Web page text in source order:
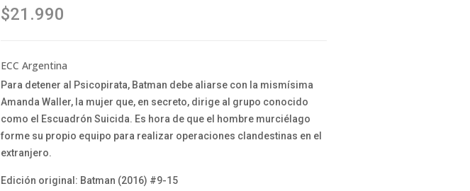
$21.990
ECC Argentina
Para detener al Psicopirata, Batman debe aliarse con la mismísima
Amanda Waller, la mujer que, en secreto, dirige al grupo conocido
como el Escuadrón Suicida. Es hora de que el hombre murciélago
forme su propio equipo para realizar operaciones clandestinas en el
extranjero.
Edición original: Batman (2016) #9-15